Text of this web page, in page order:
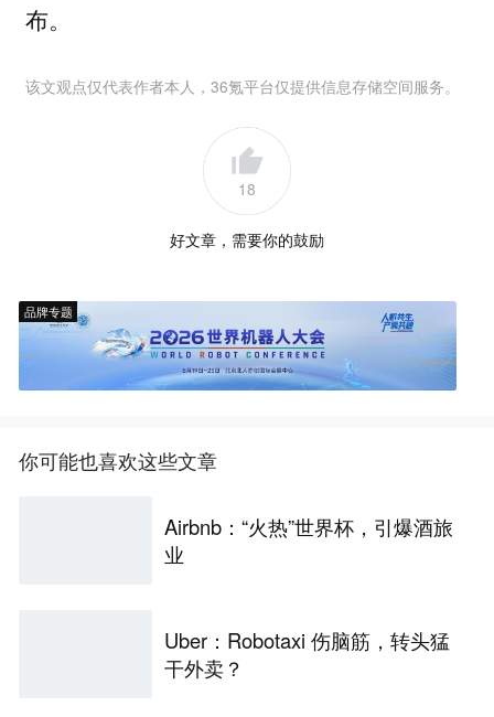
布。
该文观点仅代表作者本人，36氪平台仅提供信息存储空间服务。
18
好文章，需要你的鼓励
品牌专题
你可能也喜欢这些文章
Airbnb：“火热”世界杯，引爆酒旅
业
Uber：Robotaxi 伤脑筋，转头猛
干外卖？